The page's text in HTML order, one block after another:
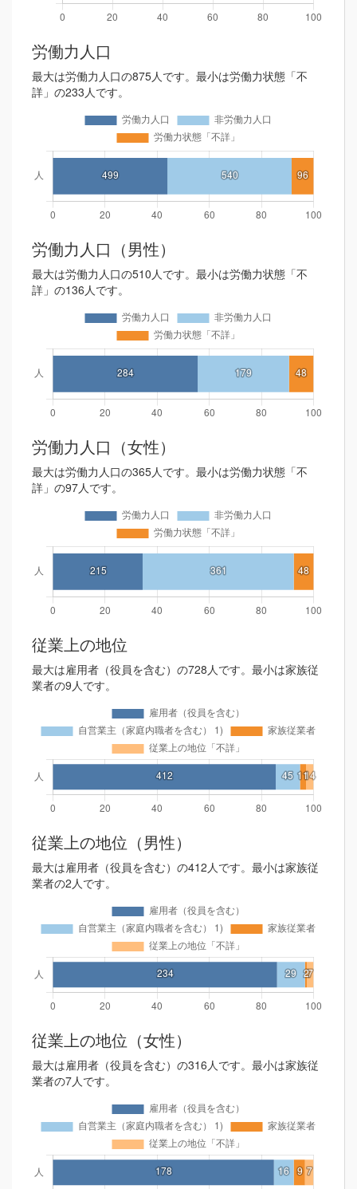
労働力人口
最大は労働力人口の875人です。最小は労働力状態「不
詳」の233人です。
労働力人口（男性）
最大は労働力人口の510人です。最小は労働力状態「不
詳」の136人です。
労働力人口（女性）
最大は労働力人口の365人です。最小は労働力状態「不
詳」の97人です。
従業上の地位
最大は雇用者（役員を含む）の728人です。最小は家族従
業者の9人です。
従業上の地位（男性）
最大は雇用者（役員を含む）の412人です。最小は家族従
業者の2人です。
従業上の地位（女性）
最大は雇用者（役員を含む）の316人です。最小は家族従
業者の7人です。